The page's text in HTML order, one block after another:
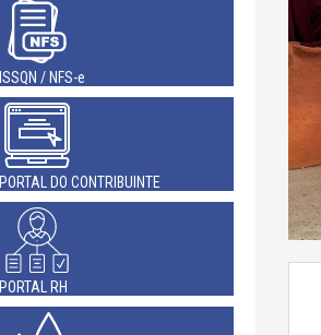
ISSQN / NFS-e
PORTAL DO CONTRIBUINTE
PORTAL RH